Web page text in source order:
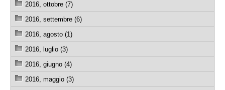
2016, ottobre (7)
2016, settembre (6)
2016, agosto (1)
2016, luglio (3)
2016, giugno (4)
2016, maggio (3)